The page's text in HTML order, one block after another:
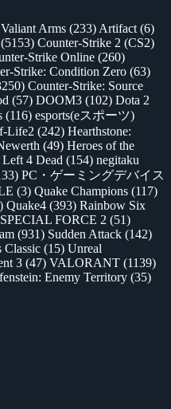
Arms (233) Artifact (6)
(5153) Counter-Strike 2 (CS2)
Strike Online (260)
Strike: Condition Zero (63)
Counter-Strike: Source
(57) DOOM3 (102) Dota 2
(116) esports(eスポーツ)
Life2 (242) Hearthstone:
(49) Heroes of the
Left 4 Dead (154) negitaku
PC・ゲーミングデバイス
(3) Quake Champions (117)
Quake4 (393) Rainbow Six
SPECIAL FORCE 2 (51)
(931) Sudden Attack (142)
Classic (15) Unreal
3 (47) VALORANT (1139)
Enemy Territory (35)